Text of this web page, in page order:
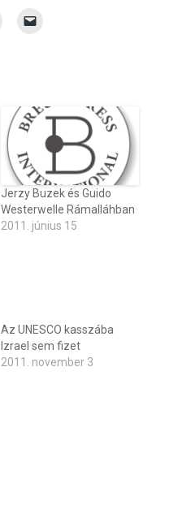
Jerzy Buzek és Guido
Westerwelle Rámalláhban
2011. június 15
Az UNESCO kasszába
Izrael sem fizet
2011. november 3